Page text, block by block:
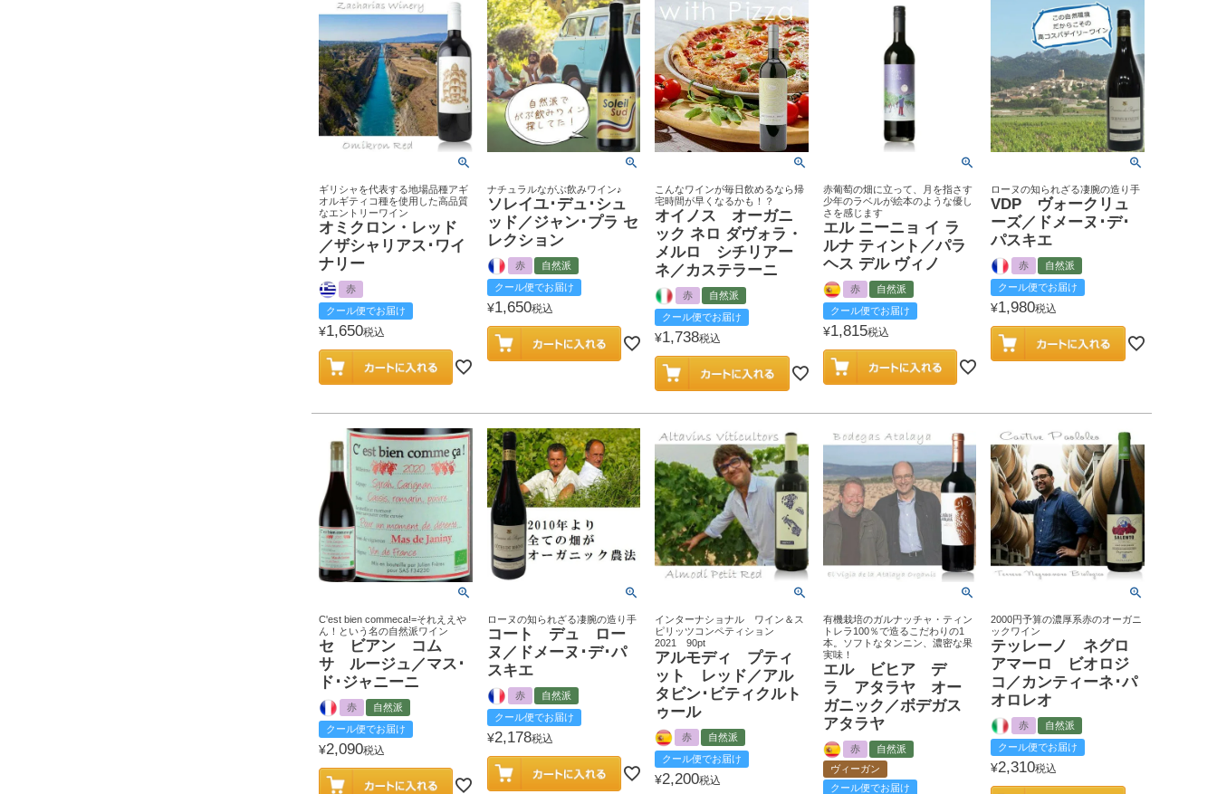
ギリシャを代表する地場品種アギ
オルギティコ種を使用した高品質
なエントリーワイン
オミクロン・レッド
／ザシャリアス･ワイ
ナリー
赤
クール便でお届け
¥1,650税込
ナチュラルながぶ飲みワイン♪
ソレイユ･デュ･シュ
ッド／ジャン･プラ セ
レクション
赤
自然派
クール便でお届け
¥1,650税込
こんなワインが毎日飲めるなら帰
宅時間が早くなるかも！？
オイノス オーガニ
ック ネロ ダヴォラ・
メルロ シチリアー
ネ／カステラーニ
赤
自然派
クール便でお届け
¥1,738税込
赤葡萄の畑に立って、月を指さす
少年のラベルが絵本のような優し
さを感じます
エル ニーニョ イ ラ
ルナ ティント／パラ
ヘス デル ヴィノ
赤
自然派
クール便でお届け
¥1,815税込
ローヌの知られざる凄腕の造り手
VDP ヴォークリュ
ーズ／ドメーヌ･デ･
パスキエ
赤
自然派
クール便でお届け
¥1,980税込
C'est bien commeca!=それええや
ん！という名の自然派ワイン
セ ビアン コム
サ ルージュ／マス･
ド･ジャニーニ
赤
自然派
クール便でお届け
¥2,090税込
ローヌの知られざる凄腕の造り手
コート デュ ロー
ヌ／ドメーヌ･デ･パ
スキエ
赤
自然派
クール便でお届け
¥2,178税込
インターナショナル ワイン＆ス
ピリッツコンペティション
2021 90pt
アルモディ プティ
ット レッド／アル
タビン･ビティクルト
ゥール
赤
自然派
クール便でお届け
¥2,200税込
有機栽培のガルナッチャ・ティン
トレラ100％で造るこだわりの1
本。ソフトなタンニン、濃密な果
実味！
エル ビヒア デ
ラ アタラヤ オー
ガニック／ボデガス
アタラヤ
赤
自然派
ヴィーガン
クール便でお届け
2000円予算の濃厚系赤のオーガニ
ックワイン
テッレーノ ネグロ
アマーロ ビオロジ
コ／カンティーネ･パ
オロレオ
赤
自然派
クール便でお届け
¥2,310税込